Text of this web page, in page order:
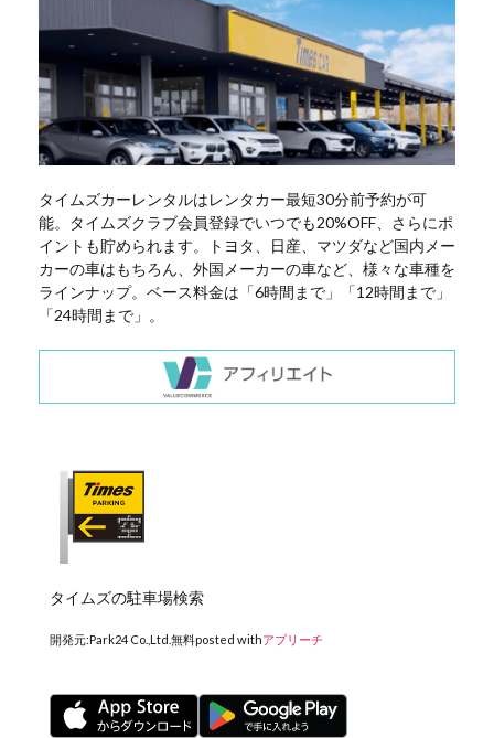
タイムズカーレンタルはレンタカー最短30分前予約が可
能。タイムズクラブ会員登録でいつでも20%OFF、さらにポ
イントも貯められます。トヨタ、日産、マツダなど国内メー
カーの車はもちろん、外国メーカーの車など、様々な車種を
ラインナップ。ベース料金は「6時間まで」「12時間まで」
「24時間まで」。
タイムズの駐車場検索
開発元:Park24 Co.,Ltd. 無料posted withアプリーチ